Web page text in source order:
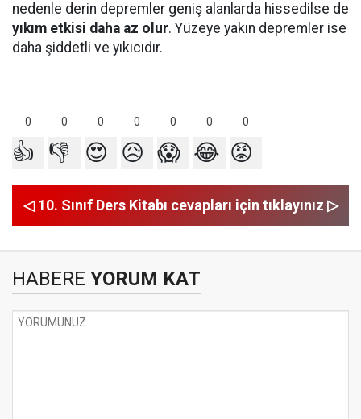
nedenle derin depremler geniş alanlarda hissedilse de
yıkım etkisi daha az olur. Yüzeye yakın depremler ise
daha şiddetli ve yıkıcıdır.
0 0 0 0 0 0 0
👍 👎 😍 😥 😱 😂 😡
◁ 10. Sınıf Ders Kitabı cevapları için tıklayınız ▷
HABERE YORUM KAT